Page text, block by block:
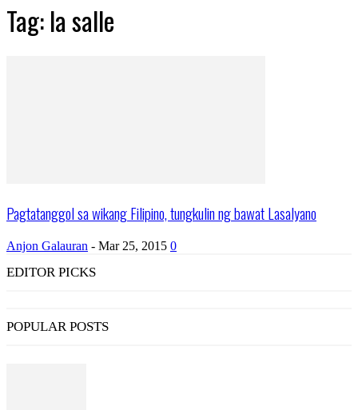
Tag: la salle
Pagtatanggol sa wikang Filipino, tungkulin ng bawat Lasalyano
Anjon Galauran - Mar 25, 2015 0
EDITOR PICKS
POPULAR POSTS